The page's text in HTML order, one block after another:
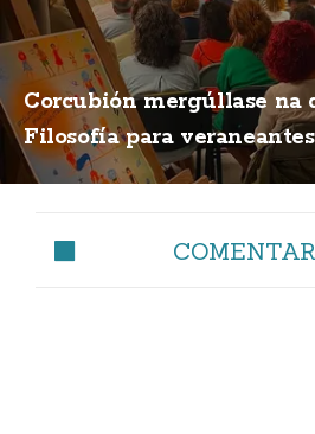
Corcubión mergúllase na
Filosofía para veraneantes